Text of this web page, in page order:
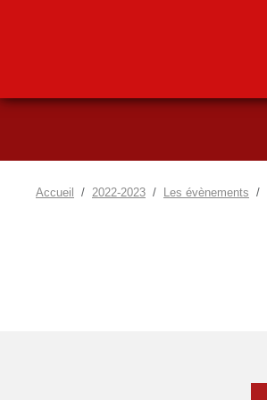
Accueil 2022-2023 Les évènements